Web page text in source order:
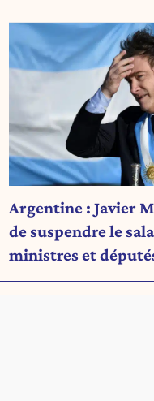
Argentine : Javier
de suspendre le
ministres et
déficit budgétaire